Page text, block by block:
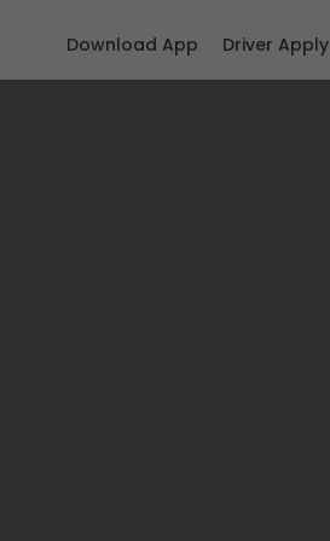
Driver Apply
Download App